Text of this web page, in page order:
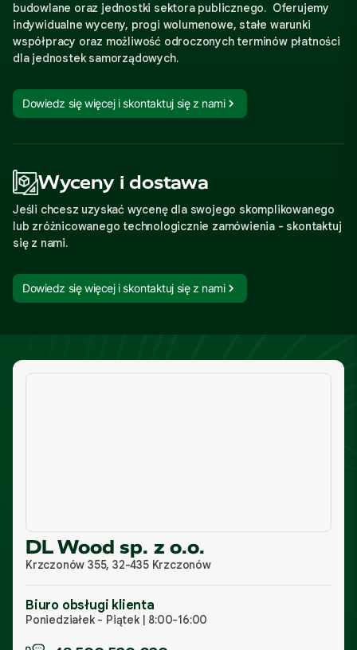
budowlane oraz jednostki sektora publicznego. Oferujemy
indywidualne wyceny, progi wolumenowe, stałe warunki
współpracy oraz możliwość odroczonych terminów płatności
dla jednostek samorządowych.
Dowiedz się więcej i skontaktuj się z nami
Wyceny i dostawa
Jeśli chcesz uzyskać wycenę dla swojego skomplikowanego
lub zróżnicowanego technologicznie zamówienia - skontaktuj
się z nami.
Dowiedz się więcej i skontaktuj się z nami
DL Wood sp. z o.o.
Krzczonów 355, 32-435 Krzczonów
Biuro obsługi klienta
Poniedziałek - Piątek | 8:00-16:00